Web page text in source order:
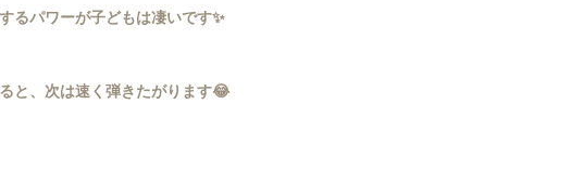
るパワーが子どもは凄いです✨
と、次は速く弾きたがります😂